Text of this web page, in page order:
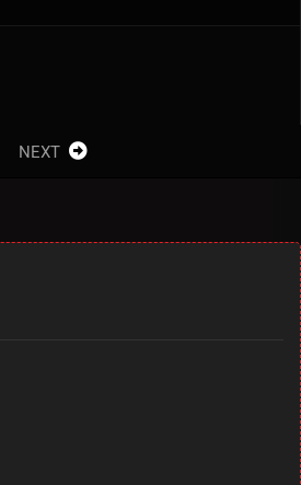
NEXT